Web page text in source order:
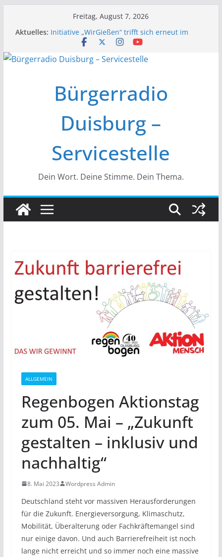
Freitag, August 7, 2026
Aktuelles: Initiative „WirGießen“ trifft sich erneut im
Medienforum
Wir stellen vor – Bürgerfunkgruppen im
Mitgliederversammlung am 19.03.
Initiative „Wir Gießen“ Trifft sich zur
Bürgerradio
Duisburg –
Servicestelle
Dein Wort. Deine Stimme. Dein Thema.
ALLGEMEIN
Regenbogen Aktionstag
zum 05. Mai – „Zukunft
gestalten – inklusiv und
nachhaltig“
8. Mai 2023 Wordpress Admin
Deutschland steht vor massiven Herausforderungen
für die Zukunft. Energieversorgung, Klimaschutz,
Mobilität, Überalterung oder Fachkräftemangel sind
nur einige davon. Und auch Barrierefreiheit ist noch
lange nicht erreicht und so immer noch eine massive